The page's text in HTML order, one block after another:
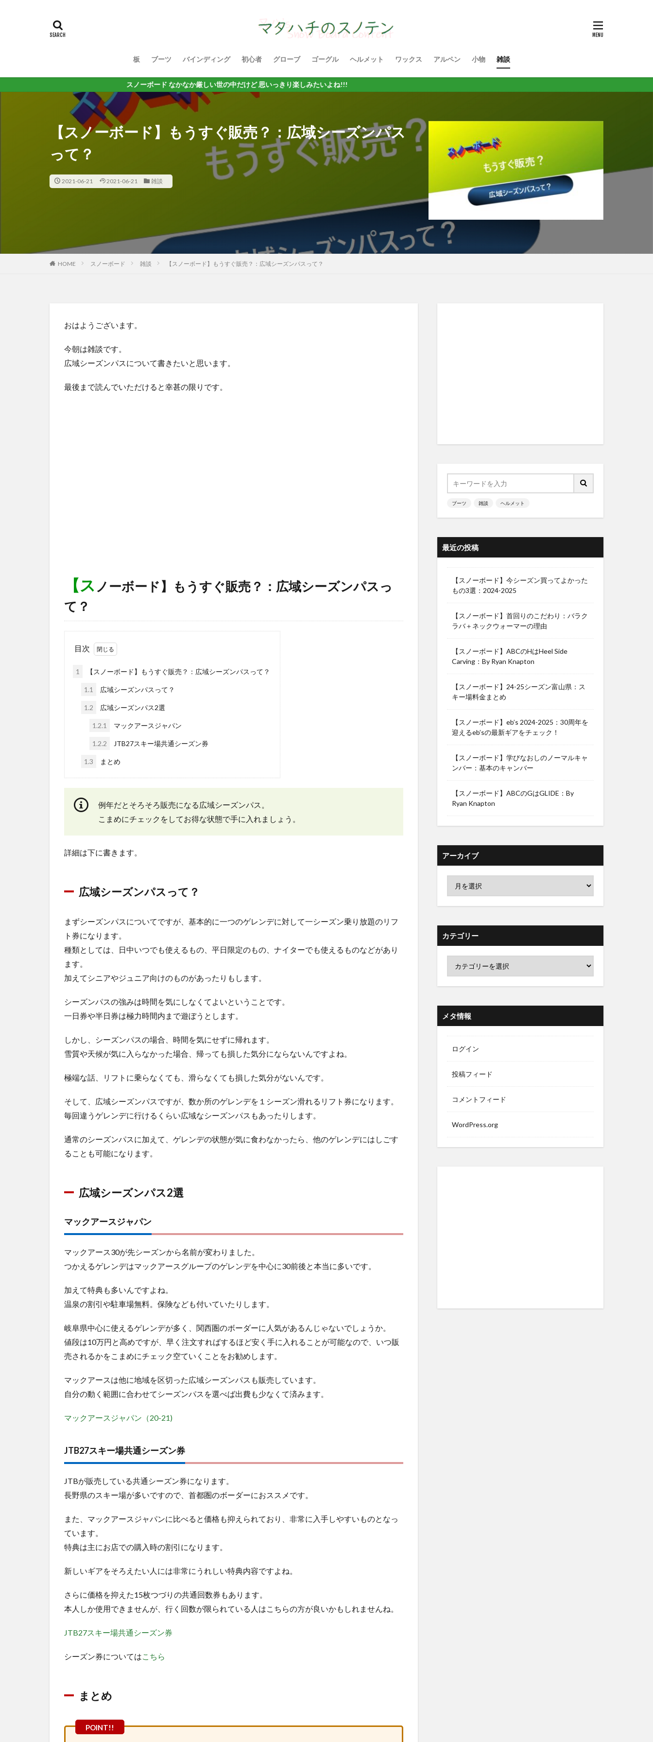
板 ブーツ バインディング 初心者 グローブ ゴーグル ヘルメット ワックス アルペン 小物 雑談
スノーボード なかなか厳しい世の中だけど 思いっきり楽しみたいよね!!!
【スノーボード】もうすぐ販売？：広域シーズンパス
って？
2021-06-21 2021-06-21 雑談
HOME スノーボード 雑談 【スノーボード】もうすぐ販売？：広域シーズンパスって？
おはようございます。
今朝は雑談です。
広域シーズンパスについて書きたいと思います。
最後まで読んでいただけると幸甚の限りです。
【ス ノーボード】もうすぐ販売？：広域シーズンパスっ
て？
目次
1 【スノーボード】もうすぐ販売？：広域シーズンパスって？
1.1 広域シーズンパスって？
1.2 広域シーズンパス2選
1.2.1 マックアースジャパン
1.2.2 JTB27スキー場共通シーズン券
1.3 まとめ
例年だとそろそろ販売になる広域シーズンパス。
こまめにチェックをしてお得な状態で手に入れましょう。
詳細は下に書きます。
広域シーズンパスって？
まずシーズンパスについてですが、基本的に一つのゲレンデに対して一シーズン乗り放題のリフ
ト券になります。
種類としては、日中いつでも使えるもの、平日限定のもの、ナイターでも使えるものなどがあり
ます。
加えてシニアやジュニア向けのものがあったりもします。
シーズンパスの強みは時間を気にしなくてよいということです。
一日券や半日券は極力時間内まで遊ぼうとします。
しかし、シーズンパスの場合、時間を気にせずに帰れます。
雪質や天候が気に入らなかった場合、帰っても損した気分にならないんですよね。
極端な話、リフトに乗らなくても、滑らなくても損した気分がないんです。
そして、広域シーズンパスですが、数か所のゲレンデを１シーズン滑れるリフト券になります。
毎回違うゲレンデに行けるくらい広域なシーズンパスもあったりします。
通常のシーズンパスに加えて、ゲレンデの状態が気に食わなかったら、他のゲレンデにはしごす
ることも可能になります。
広域シーズンパス2選
マックアースジャパン
マックアース30が先シーズンから名前が変わりました。
つかえるゲレンデはマックアースグループのゲレンデを中心に30前後と本当に多いです。
加えて特典も多いんですよね。
温泉の割引や駐車場無料。保険なども付いていたりします。
岐阜県中心に使えるゲレンデが多く、関西圏のボーダーに人気があるんじゃないでしょうか。
値段は10万円と高めですが、早く注文すればするほど安く手に入れることが可能なので、いつ販
売されるかをこまめにチェック空ていくことをお勧めします。
マックアースは他に地域を区切った広域シーズンパスも販売しています。
自分の動く範囲に合わせてシーズンパスを選べば出費も少なくて済みます。
マックアースジャパン（20-21)
JTB27スキー場共通シーズン券
JTBが販売している共通シーズン券になります。
長野県のスキー場が多いですので、首都圏のボーダーにおススメです。
また、マックアースジャパンに比べると価格も抑えられており、非常に入手しやすいものとなっ
ています。
特典は主にお店での購入時の割引になります。
新しいギアをそろえたい人には非常にうれしい特典内容ですよね。
さらに価格を抑えた15枚つづりの共通回数券もあります。
本人しか使用できませんが、行く回数が限られている人はこちらの方が良いかもしれませんね。
JTB27スキー場共通シーズン券
シーズン券については こちら
まとめ
ブーツ 雑談 ヘルメット
最近の投稿
【スノーボード】今シーズン買ってよかった
もの3選：2024-2025
【スノーボード】首回りのこだわり：バラク
ラバ＋ネックウォーマーの理由
【スノーボード】ABCのHはHeel Side
Carving：By Ryan Knapton
【スノーボード】24-25シーズン富山県：ス
キー場料金まとめ
【スノーボード】eb’s 2024-2025：30周年を
迎えるeb’sの最新ギアをチェック！
【スノーボード】学びなおしのノーマルキャ
ンバー：基本のキャンバー
【スノーボード】ABCのGはGLIDE：By
Ryan Knapton
アーカイブ
カテゴリー
メタ情報
ログイン
投稿フィード
コメントフィード
WordPress.org